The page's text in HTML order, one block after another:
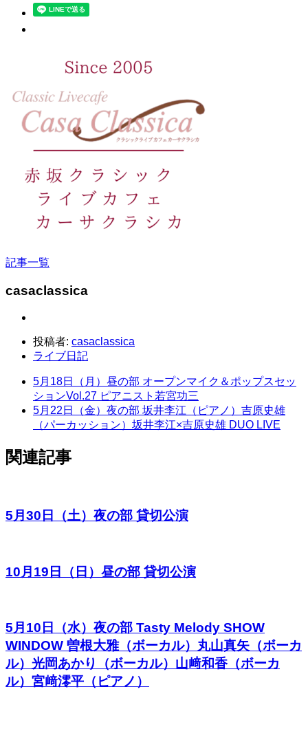
記事一覧
casaclassica
投稿者: casaclassica
ライブ日記
5月18日（月）昼の部 オープンマイク＆ポップスセッ
ションVol.27 ピアニスト若宮功三
5月22日（金）夜の部 坂井李江（ピアノ）吉原史雄
（パーカッション）坂井李江×吉原史雄 DUO LIVE
関連記事
5月30日（土）夜の部 貸切公演
10月19日（日）昼の部 貸切公演
5月10日（水）夜の部 Tasty Melody SHOW
WINDOW 曽根大雅（ボーカル）丸山真矢（ボーカ
ル）光岡あかり（ボーカル）山﨑和香（ボーカ
ル）宮﨑澪平（ピアノ）